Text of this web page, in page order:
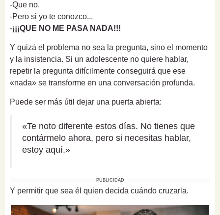
-Que no.
-Pero si yo te conozco...
-¡¡¡QUE NO ME PASA NADA!!!
Y quizá el problema no sea la pregunta, sino el momento
y la insistencia. Si un adolescente no quiere hablar,
repetir la pregunta difícilmente conseguirá que ese
«nada» se transforme en una conversación profunda.
Puede ser más útil dejar una puerta abierta:
«Te noto diferente estos días. No tienes que
contármelo ahora, pero si necesitas hablar,
estoy aquí.»
PUBLICIDAD
Y permitir que sea él quien decida cuándo cruzarla.